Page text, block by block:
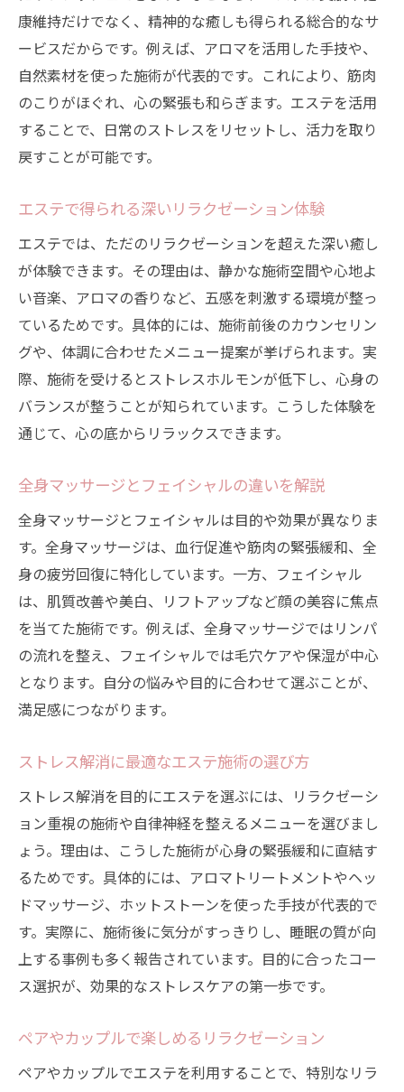
康維持だけでなく、精神的な癒しも得られる総合的なサ
ービスだからです。例えば、アロマを活用した手技や、
自然素材を使った施術が代表的です。これにより、筋肉
のこりがほぐれ、心の緊張も和らぎます。エステを活用
することで、日常のストレスをリセットし、活力を取り
戻すことが可能です。
エステで得られる深いリラクゼーション体験
エステでは、ただのリラクゼーションを超えた深い癒し
が体験できます。その理由は、静かな施術空間や心地よ
い音楽、アロマの香りなど、五感を刺激する環境が整っ
ているためです。具体的には、施術前後のカウンセリン
グや、体調に合わせたメニュー提案が挙げられます。実
際、施術を受けるとストレスホルモンが低下し、心身の
バランスが整うことが知られています。こうした体験を
通じて、心の底からリラックスできます。
全身マッサージとフェイシャルの違いを解説
全身マッサージとフェイシャルは目的や効果が異なりま
す。全身マッサージは、血行促進や筋肉の緊張緩和、全
身の疲労回復に特化しています。一方、フェイシャル
は、肌質改善や美白、リフトアップなど顔の美容に焦点
を当てた施術です。例えば、全身マッサージではリンパ
の流れを整え、フェイシャルでは毛穴ケアや保湿が中心
となります。自分の悩みや目的に合わせて選ぶことが、
満足感につながります。
ストレス解消に最適なエステ施術の選び方
ストレス解消を目的にエステを選ぶには、リラクゼーシ
ョン重視の施術や自律神経を整えるメニューを選びまし
ょう。理由は、こうした施術が心身の緊張緩和に直結す
るためです。具体的には、アロマトリートメントやヘッ
ドマッサージ、ホットストーンを使った手技が代表的で
す。実際に、施術後に気分がすっきりし、睡眠の質が向
上する事例も多く報告されています。目的に合ったコー
ス選択が、効果的なストレスケアの第一歩です。
ペアやカップルで楽しめるリラクゼーション
ペアやカップルでエステを利用することで、特別なリラ